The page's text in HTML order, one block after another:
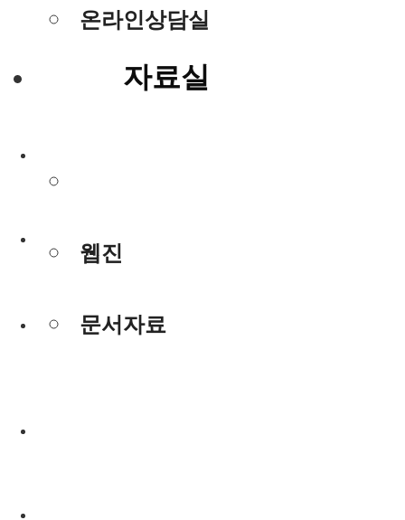
온라인상담실
자료실
웹진
문서자료
웹진
문서자료